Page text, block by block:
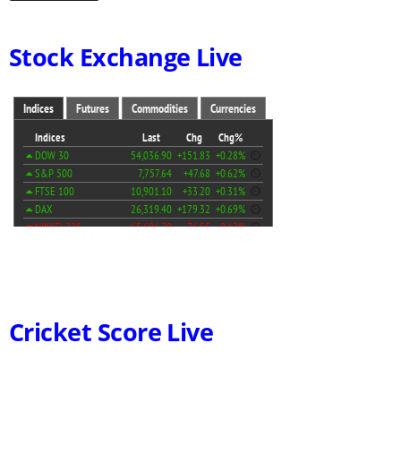
Stock Exchange Live
Cricket Score Live